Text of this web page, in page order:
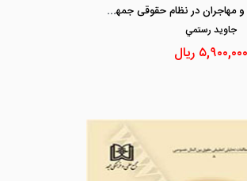
تابعیت پناهندگان و مهاجران در نظام حقوقی جمهوری اسلامی ایران
جاويد رستمي
۵,۹۰۰,۰۰۰ ریال